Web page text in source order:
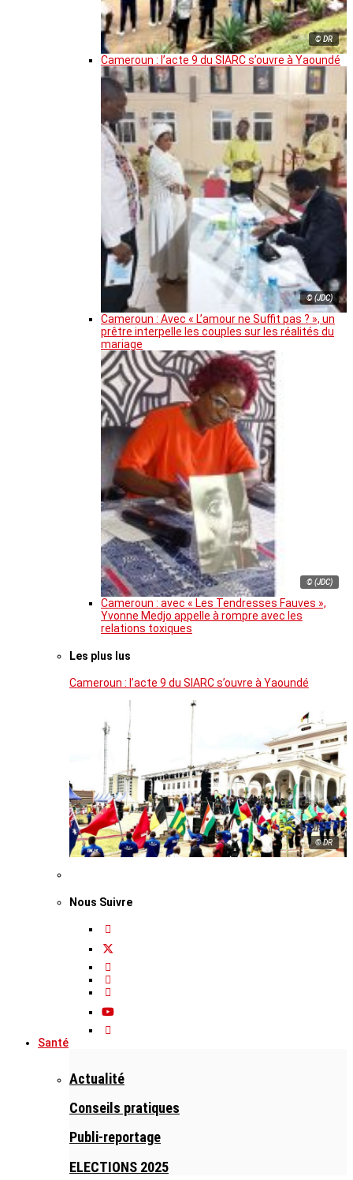
© DR
Cameroun : l’acte 9 du SIARC s’ouvre à Yaoundé
© (JDC)
Cameroun : Avec « L’amour ne Suffit pas ? », un
prêtre interpelle les couples sur les réalités du
mariage
© (JDC)
Cameroun : avec « Les Tendresses Fauves »,
Yvonne Medjo appelle à rompre avec les
relations toxiques
Les plus lus
Cameroun : l’acte 9 du SIARC s’ouvre à Yaoundé
© DR
Nous Suivre
Santé
Actualité
Conseils pratiques
Publi-reportage
ELECTIONS 2025